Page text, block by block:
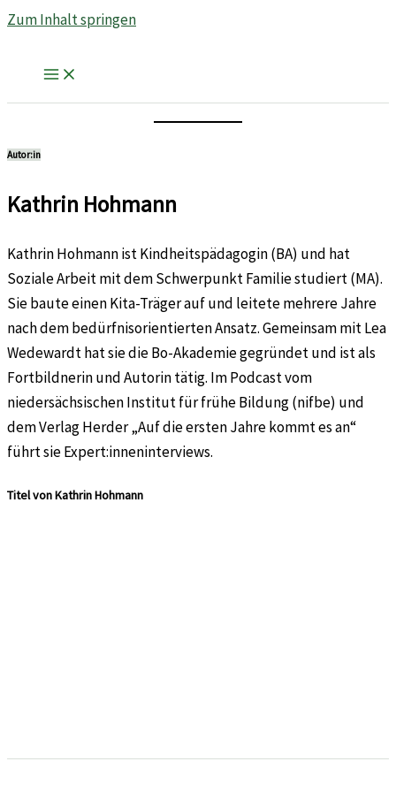
Zum Inhalt springen
Autor:in
Kathrin Hohmann
Kathrin Hohmann ist Kindheitspädagogin (BA) und hat
Soziale Arbeit mit dem Schwerpunkt Familie studiert (MA).
Sie baute einen Kita-Träger auf und leitete mehrere Jahre
nach dem bedürfnisorientierten Ansatz. Gemeinsam mit Lea
Wedewardt hat sie die Bo-Akademie gegründet und ist als
Fortbildnerin und Autorin tätig. Im Podcast vom
niedersächsischen Institut für frühe Bildung (nifbe) und
dem Verlag Herder „Auf die ersten Jahre kommt es an“
führt sie Expert:inneninterviews.
Titel von Kathrin Hohmann